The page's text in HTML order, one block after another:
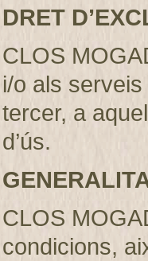
DRET
CLOS
i/o als
tercer, a
d’ús.
CLOS
condicions,